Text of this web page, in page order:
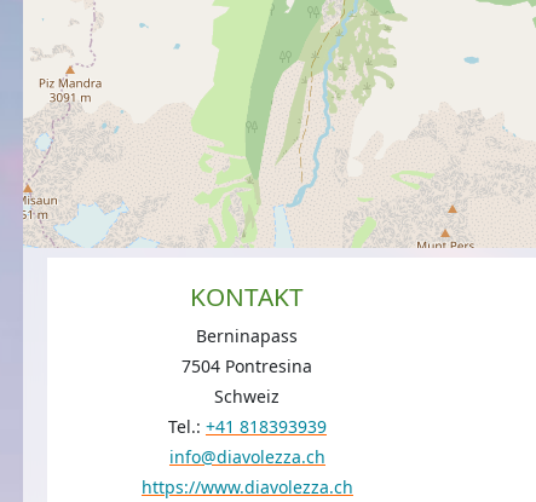
KONTAKT
Berninapass
7504 Pontresina
Schweiz
Tel.: +41 818393939
info@diavolezza.ch
https://www.diavolezza.ch